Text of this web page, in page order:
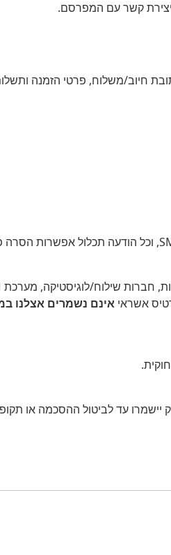
חיוב/משלוח, פרטי הזמנה
אינם נשמרים אצלנו
יישמרו עד לביטול ההסכמה או